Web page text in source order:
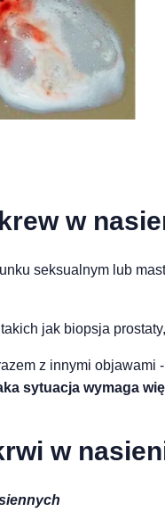
w
seksualnym lub
jak biopsja
z innymi objawami
sytuacja wymaga
w